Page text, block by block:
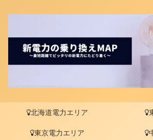
北海道電力エリア
東京電力エリア